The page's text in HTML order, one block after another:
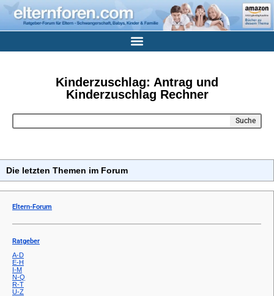
Kinderzuschlag: Antrag und
Kinderzuschlag Rechner
Suche
Die letzten Themen im Forum
Eltern-Forum
Ratgeber
A-D
E-H
I-M
N-Q
R-T
U-Z